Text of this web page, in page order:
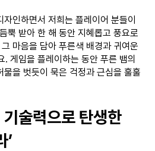
자인하면서 저희는 플레이어 분들이
뿍 받아 한 해 동안 지혜롭고 풍요로
마음을 담아 푸른색 배경과 귀여운
. 게임을 플레이하는 동안 푸른 뱀의
을 벗듯이 묵은 걱정과 근심을 훌훌
술력으로 탄생한
’